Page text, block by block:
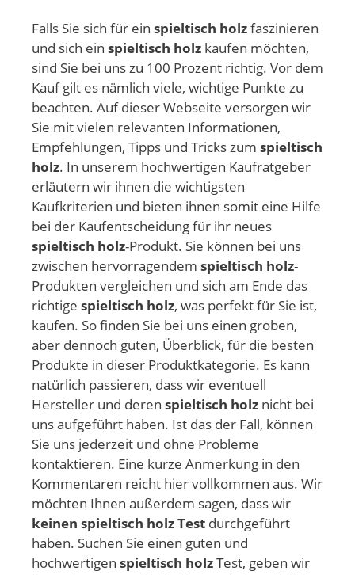
Falls Sie sich für ein spieltisch holzfaszinieren
und sich ein spieltisch holz kaufen möchten,
sind Sie bei uns zu 100 Prozent richtig. Vor dem
Kauf gilt es nämlich viele, wichtige Punkte zu
beachten. Auf dieser Webseite versorgen wir
Sie mit vielen relevanten Informationen,
Empfehlungen, Tipps und Tricks zum spieltisch
holz. In unserem hochwertigen Kaufratgeber
erläutern wir ihnen die wichtigsten
Kaufkriterien und bieten ihnen somit eine Hilfe
bei der Kaufentscheidung für ihr neues
spieltisch holz-Produkt. Sie können bei uns
zwischen hervorragendem spieltisch holz-
Produkten vergleichen und sich am Ende das
richtige spieltisch holz, was perfekt für Sie ist,
kaufen. So finden Sie bei uns einen groben,
aber dennoch guten, Überblick, für die besten
Produkte in dieser Produktkategorie. Es kann
natürlich passieren, dass wir eventuell
Hersteller und deren spieltisch holz nicht bei
uns aufgeführt haben. Ist das der Fall, können
Sie uns jederzeit und ohne Probleme
kontaktieren. Eine kurze Anmerkung in den
Kommentaren reicht hier vollkommen aus. Wir
möchten Ihnen außerdem sagen, dass wir
keinen spieltisch holz Test durchgeführt
haben. Suchen Sie einen guten und
hochwertigen spieltisch holzTest, geben wir